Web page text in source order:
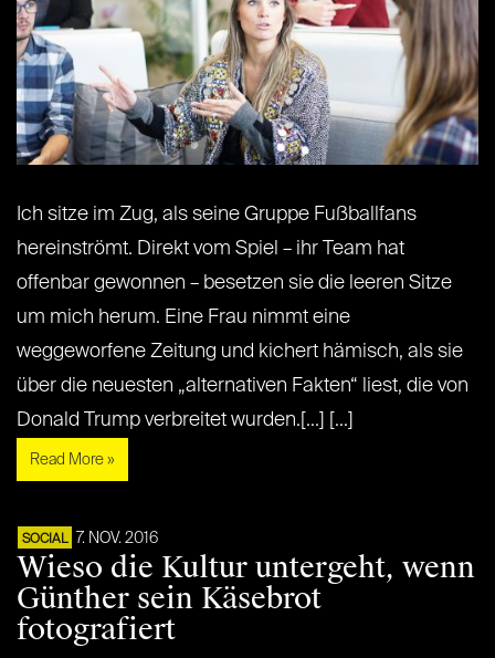
Ich sitze im Zug, als seine Gruppe Fußballfans
hereinströmt. Direkt vom Spiel – ihr Team hat
offenbar gewonnen – besetzen sie die leeren Sitze
um mich herum. Eine Frau nimmt eine
weggeworfene Zeitung und kichert hämisch, als sie
über die neuesten „alternativen Fakten“ liest, die von
Donald Trump verbreitet wurden.[...] [...]
Read More »
SOCIAL 7. NOV. 2016
Wieso die Kultur untergeht, wenn
Günther sein Käsebrot
fotografiert